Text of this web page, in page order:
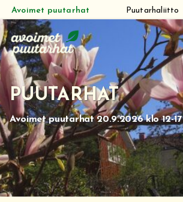
Siirry
suoraan
sisältöön
Avoimet puutarhat Puutarhaliitto
PUUTARHAT
Avoimet puutarhat 20.9.2026 klo 12-17